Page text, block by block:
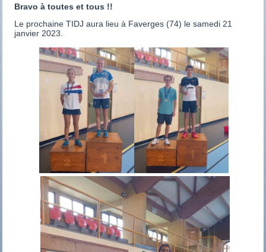
Bravo à toutes et tous !!
Le prochaine TIDJ aura lieu à Faverges (74) le samedi 21
janvier 2023.